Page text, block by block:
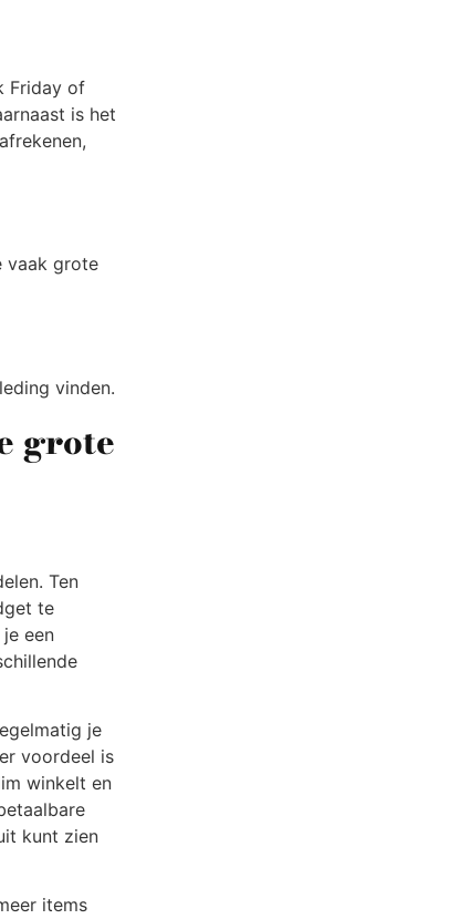
Friday of
is het
vaak grote
vinden.
grote
Ten
te
een
je
voordeel is
winkelt en
kunt zien
items